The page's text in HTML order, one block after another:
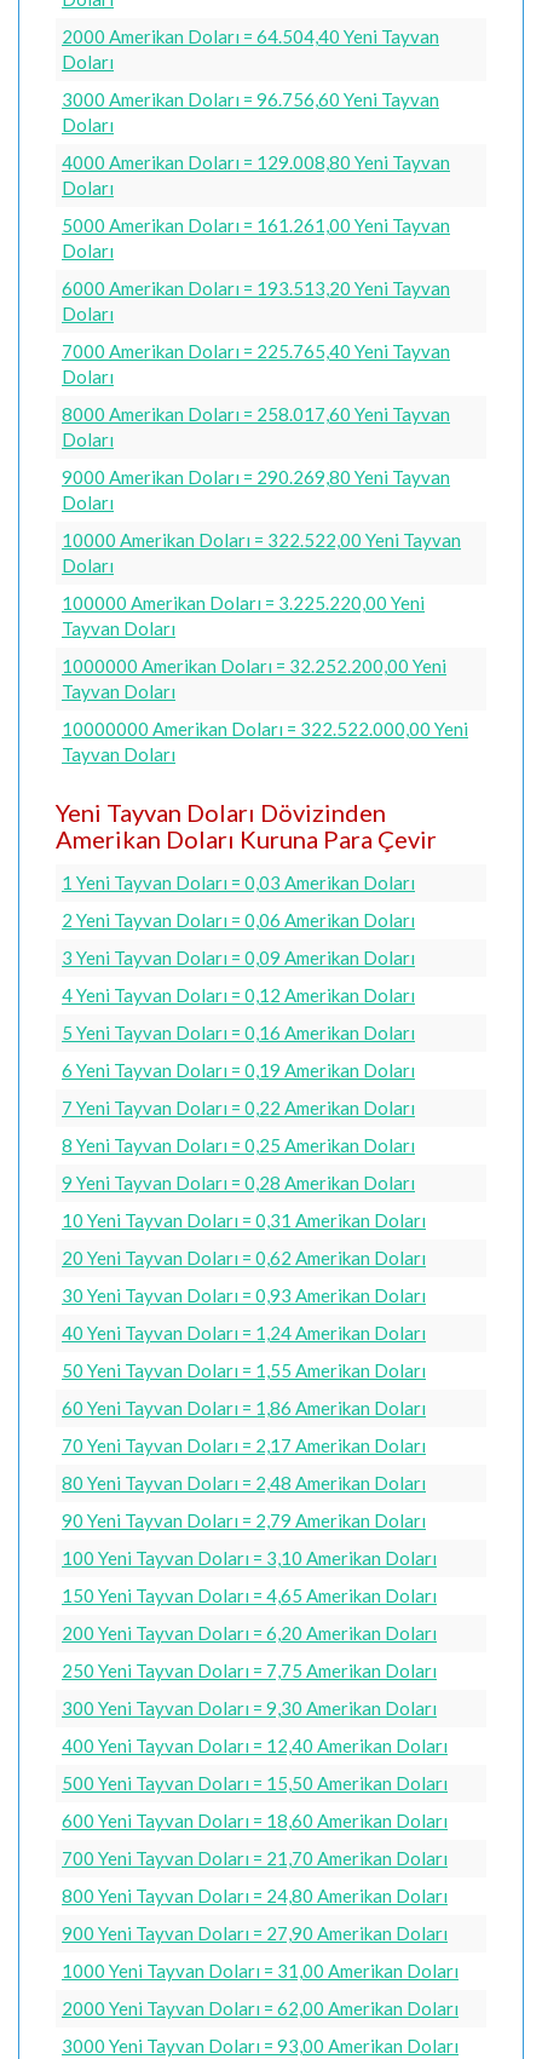
2000 Amerikan Doları = 64.504,40 Yeni Tayvan
Doları
3000 Amerikan Doları = 96.756,60 Yeni Tayvan
Doları
4000 Amerikan Doları = 129.008,80 Yeni Tayvan
Doları
5000 Amerikan Doları = 161.261,00 Yeni Tayvan
Doları
6000 Amerikan Doları = 193.513,20 Yeni Tayvan
Doları
7000 Amerikan Doları = 225.765,40 Yeni Tayvan
Doları
8000 Amerikan Doları = 258.017,60 Yeni Tayvan
Doları
9000 Amerikan Doları = 290.269,80 Yeni Tayvan
Doları
10000 Amerikan Doları = 322.522,00 Yeni Tayvan
Doları
100000 Amerikan Doları = 3.225.220,00 Yeni
Tayvan Doları
1000000 Amerikan Doları = 32.252.200,00 Yeni
Tayvan Doları
10000000 Amerikan Doları = 322.522.000,00 Yeni
Tayvan Doları
Yeni Tayvan Doları Dövizinden
Amerikan Doları Kuruna Para Çevir
1 Yeni Tayvan Doları = 0,03 Amerikan Doları
2 Yeni Tayvan Doları = 0,06 Amerikan Doları
3 Yeni Tayvan Doları = 0,09 Amerikan Doları
4 Yeni Tayvan Doları = 0,12 Amerikan Doları
5 Yeni Tayvan Doları = 0,16 Amerikan Doları
6 Yeni Tayvan Doları = 0,19 Amerikan Doları
7 Yeni Tayvan Doları = 0,22 Amerikan Doları
8 Yeni Tayvan Doları = 0,25 Amerikan Doları
9 Yeni Tayvan Doları = 0,28 Amerikan Doları
10 Yeni Tayvan Doları = 0,31 Amerikan Doları
20 Yeni Tayvan Doları = 0,62 Amerikan Doları
30 Yeni Tayvan Doları = 0,93 Amerikan Doları
40 Yeni Tayvan Doları = 1,24 Amerikan Doları
50 Yeni Tayvan Doları = 1,55 Amerikan Doları
60 Yeni Tayvan Doları = 1,86 Amerikan Doları
70 Yeni Tayvan Doları = 2,17 Amerikan Doları
80 Yeni Tayvan Doları = 2,48 Amerikan Doları
90 Yeni Tayvan Doları = 2,79 Amerikan Doları
100 Yeni Tayvan Doları = 3,10 Amerikan Doları
150 Yeni Tayvan Doları = 4,65 Amerikan Doları
200 Yeni Tayvan Doları = 6,20 Amerikan Doları
250 Yeni Tayvan Doları = 7,75 Amerikan Doları
300 Yeni Tayvan Doları = 9,30 Amerikan Doları
400 Yeni Tayvan Doları = 12,40 Amerikan Doları
500 Yeni Tayvan Doları = 15,50 Amerikan Doları
600 Yeni Tayvan Doları = 18,60 Amerikan Doları
700 Yeni Tayvan Doları = 21,70 Amerikan Doları
800 Yeni Tayvan Doları = 24,80 Amerikan Doları
900 Yeni Tayvan Doları = 27,90 Amerikan Doları
1000 Yeni Tayvan Doları = 31,00 Amerikan Doları
2000 Yeni Tayvan Doları = 62,00 Amerikan Doları
3000 Yeni Tayvan Doları = 93,00 Amerikan Doları